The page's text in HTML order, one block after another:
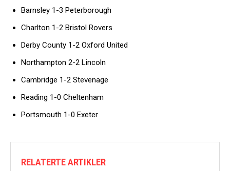
Barnsley 1-3 Peterborough
Charlton 1-2 Bristol Rovers
Derby County 1-2 Oxford United
Northampton 2-2 Lincoln
Cambridge 1-2 Stevenage
Reading 1-0 Cheltenham
Portsmouth 1-0 Exeter
RELATERTE ARTIKLER